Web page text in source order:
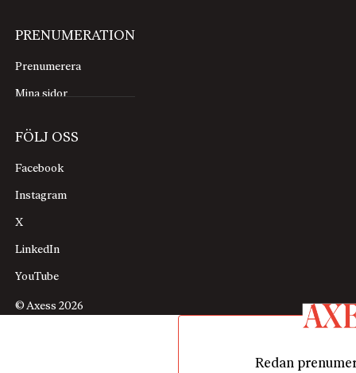
PRENUMERATION
Prenumerera
Mina sidor
FÖLJ OSS
Facebook
Instagram
X
LinkedIn
YouTube
© Axess 2026
Redan